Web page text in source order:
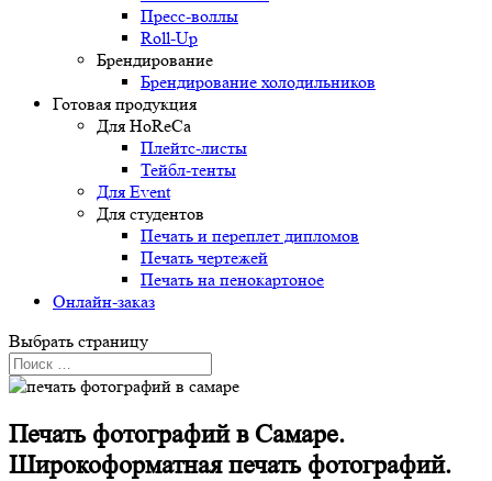
Пресс-воллы
Roll-Up
Брендирование
Брендирование холодильников
Готовая продукция
Для HoReCa
Плейтс-листы
Тейбл-тенты
Для Event
Для студентов
Печать и переплет дипломов
Печать чертежей
Печать на пенокартоное
Онлайн-заказ
Выбрать страницу
Печать фотографий в Самаре.
Широкоформатная печать фотографий.